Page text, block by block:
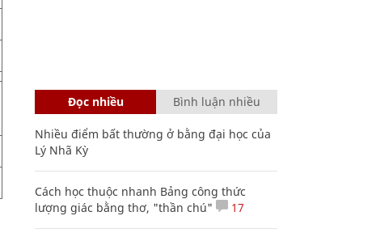
Đọc nhiều Bình luận nhiều
Nhiều điểm bất thường ở bằng đại học của
Lý Nhã Kỳ
Cách học thuộc nhanh Bảng công thức
lượng giác bằng thơ, "thần chú"
17